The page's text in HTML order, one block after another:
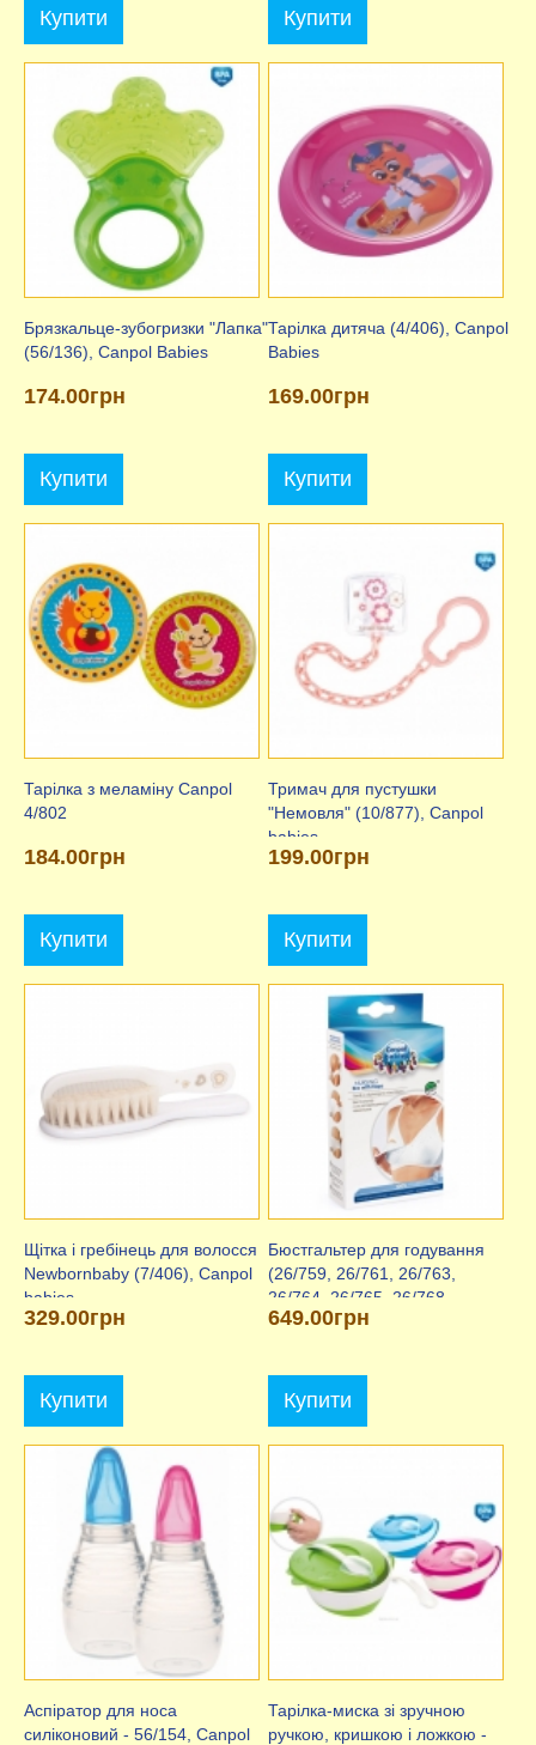
Купити Купити
Брязкальце-зубогризки "Лапка"
(56/136), Canpol Babies
174.00грн
Купити
Тарілка дитяча (4/406), Canpol
Babies
169.00грн
Купити
Тарілка з меламіну Сanpol
4/802
184.00грн
Купити
Тримач для пустушки
"Немовля" (10/877), Canpol
babies
199.00грн
Купити
Щітка і гребінець для волосся
Newbornbaby (7/406), Canpol
babies
329.00грн
Купити
Бюстгальтер для годування
(26/759, 26/761, 26/763,
26/764, 26/765, 26/768,
26/769), Canpol (Канпол)
649.00грн
Купити
Аспіратор для носа
силіконовий - 56/154, Canpol
Тарілка-миска зі зручною
ручкою, кришкою і ложкою -